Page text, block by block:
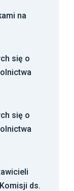
na
się o
się o
ds.